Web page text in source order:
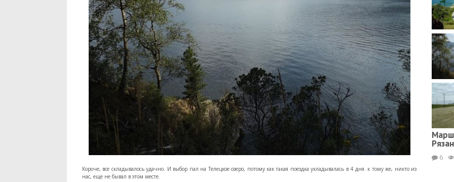
Короче, все складывалось удачно. И выбор пал на Телецкое озеро, потому как такая поездка укладывалась в 4 дня. к тому же, никто из
нас, еще не бывал в этом месте.
6